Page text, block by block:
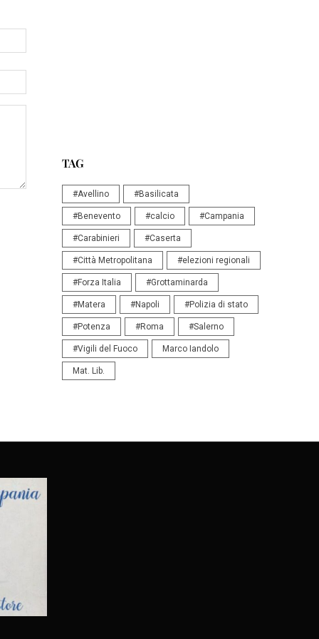
TAG
#Avellino #Basilicata
#Benevento #calcio #Campania
#Carabinieri #Caserta
#Città Metropolitana #elezioni regionali
#Forza Italia #Grottaminarda
#Matera #Napoli #Polizia di stato
#Potenza #Roma #Salerno
#Vigili del Fuoco Marco Iandolo
Mat. Lib.